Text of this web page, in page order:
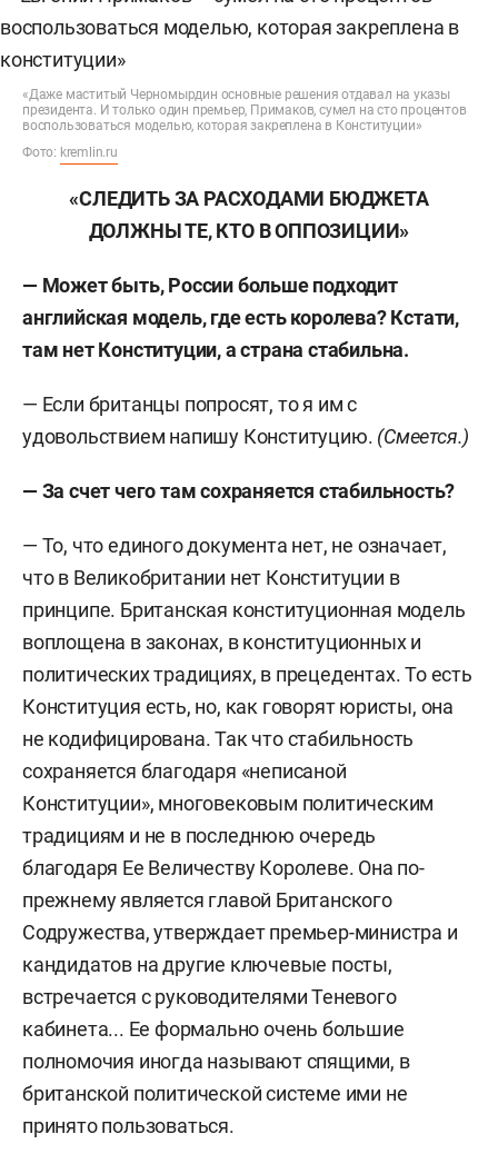
«Даже маститый Черномырдин основные решения отдавал на указы
президента. И только один премьер, Примаков, сумел на сто процентов
воспользоваться моделью, которая закреплена в Конституции»
Фото: kremlin.ru
«СЛЕДИТЬ ЗА РАСХОДАМИ БЮДЖЕТА
ДОЛЖНЫ ТЕ, КТО В ОППОЗИЦИИ»
— Может быть, России больше подходит
английская модель, где есть королева? Кстати,
там нет Конституции, а страна стабильна.
— Если британцы попросят, то я им с
удовольствием напишу Конституцию. (Смеется.)
— За счет чего там сохраняется стабильность?
— То, что единого документа нет, не означает,
что в Великобритании нет Конституции в
принципе. Британская конституционная модель
воплощена в законах, в конституционных и
политических традициях, в прецедентах. То есть
Конституция есть, но, как говорят юристы, она
не кодифицирована. Так что стабильность
сохраняется благодаря «неписаной
Конституции», многовековым политическим
традициям и не в последнюю очередь
благодаря Ее Величеству Королеве. Она по-
прежнему является главой Британского
Содружества, утверждает премьер-министра и
кандидатов на другие ключевые посты,
встречается с руководителями Теневого
кабинета... Ее формально очень большие
полномочия иногда называют спящими, в
британской политической системе ими не
принято пользоваться.